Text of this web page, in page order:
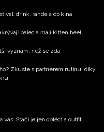
drink, rande a do kina
palec a mají kitten heel
význam, než se zdá
Zkuste s partnerem rutinu, díky
vás: Stačí je jen obléct a outfit